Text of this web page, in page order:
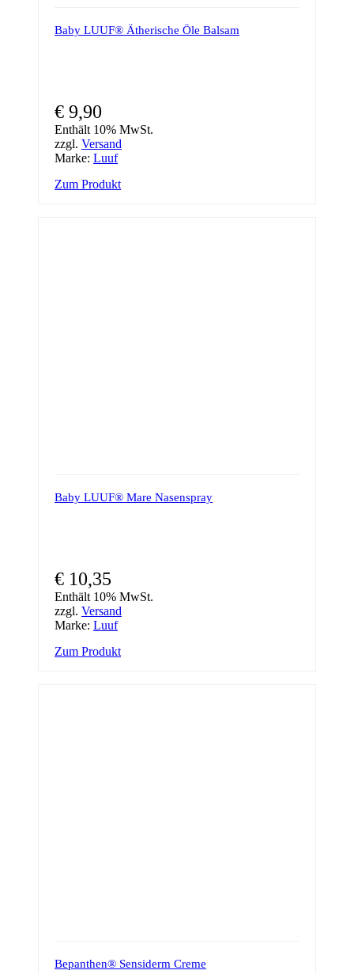
Baby LUUF® Ätherische Öle Balsam
€ 9,90
Enthält 10% MwSt.
zzgl. Versand
Marke: Luuf
Zum Produkt
Baby LUUF® Mare Nasenspray
€ 10,35
Enthält 10% MwSt.
zzgl. Versand
Marke: Luuf
Zum Produkt
Bepanthen® Sensiderm Creme